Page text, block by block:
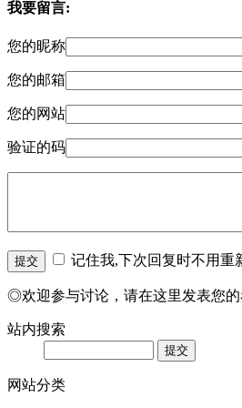
我要留言:
您的昵称
您的邮箱
您的网站
验证的码
记住我,下次回复时不用重
◎欢迎参与讨论，请在这里发表您的
站内搜索
网站分类